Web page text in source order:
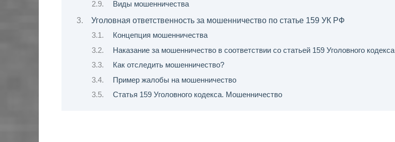
Виды мошенничества
Уголовная ответственность за мошенничество по статье 159 УК РФ
Концепция мошенничества
Наказание за мошенничество в соответствии со статьей 159 Уголовного кодекса
Как отследить мошенничество?
Пример жалобы на мошенничество
Статья 159 Уголовного кодекса. Мошенничество